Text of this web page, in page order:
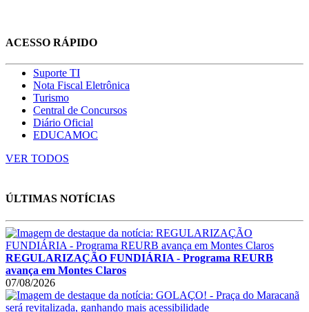
ACESSO RÁPIDO
Suporte TI
Nota Fiscal Eletrônica
Turismo
Central de Concursos
Diário Oficial
EDUCAMOC
VER TODOS
ÚLTIMAS NOTÍCIAS
REGULARIZAÇÃO FUNDIÁRIA - Programa REURB
avança em Montes Claros
07/08/2026